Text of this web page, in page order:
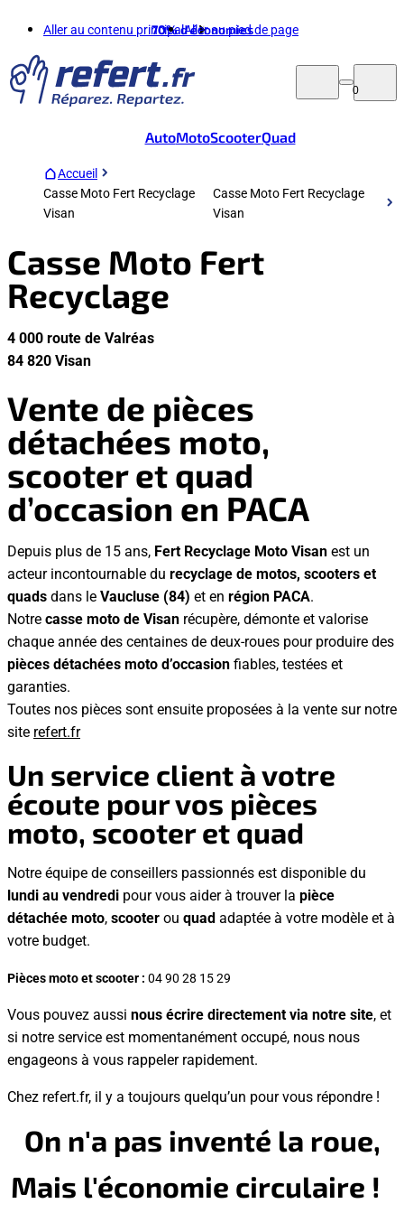
Aller au contenu principalAller au pied de page
70%d'économies
0
AutoMotoScooterQuad
Accueil
Casse Moto Fert Recyclage
Visan
Casse Moto Fert Recyclage
Visan
Casse Moto Fert
Recyclage
4 000 route de Valréas
84 820 Visan
Vente de pièces
détachées moto,
scooter et quad
d’occasion en PACA
Depuis plus de 15 ans, Fert Recyclage Moto Visanest un
acteur incontournable du recyclage de motos, scooters et
quadsdans leVaucluse (84) et en région PACA.
Notrecasse moto de Visan récupère, démonte et valorise
chaque année des centaines de deux-roues pour produire des
pièces détachées moto d’occasionfiables, testées et
garanties.
Toutes nos pièces sont ensuite proposées à la vente sur notre
site refert.fr
Un service client à votre
écoute pour vos pièces
moto, scooter et quad
Notre équipe de conseillers passionnés est disponible du
lundi au vendredi pour vous aider à trouver la pièce
détachée moto,scooterou quadadaptée à votre modèle et à
votre budget.
Pièces moto et scooter : 04 90 28 15 29
Vous pouvez aussi nous écrire directement via notre site, et
si notre service est momentanément occupé, nous nous
engageons à vous rappeler rapidement.
Chez refert.fr, il y a toujours quelqu’un pour vous répondre !
On n'a pas inventé la roue,
Mais l'économie circulaire !